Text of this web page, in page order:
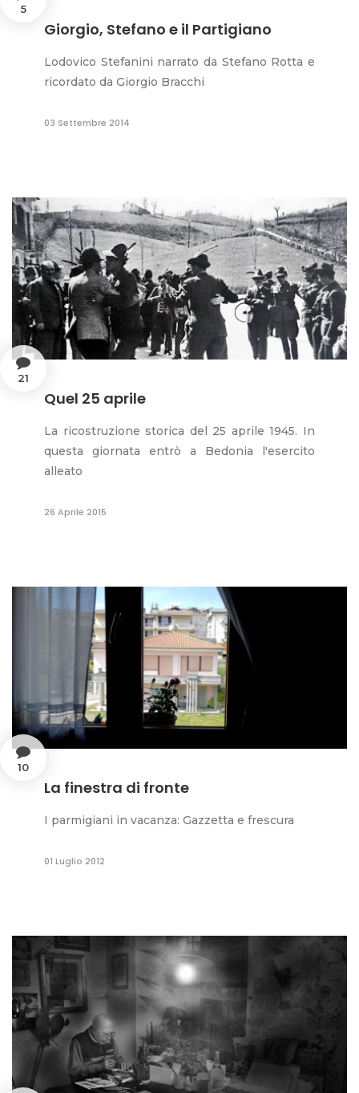
5
Giorgio, Stefano e il Partigiano
Lodovico Stefanini narrato da Stefano Rotta e
ricordato da Giorgio Bracchi
03 Settembre 2014
21
Quel 25 aprile
La ricostruzione storica del 25 aprile 1945. In
questa giornata entrò a Bedonia l'esercito
alleato
26 Aprile 2015
10
La finestra di fronte
I parmigiani in vacanza: Gazzetta e frescura
01 Luglio 2012